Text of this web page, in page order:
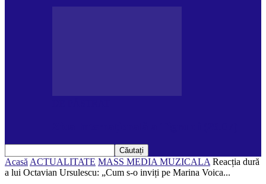
Acasă ACTUALITATE MASS MEDIA MUZICALA Reacția dură
a lui Octavian Ursulescu: „Cum s-o inviți pe Marina Voica...